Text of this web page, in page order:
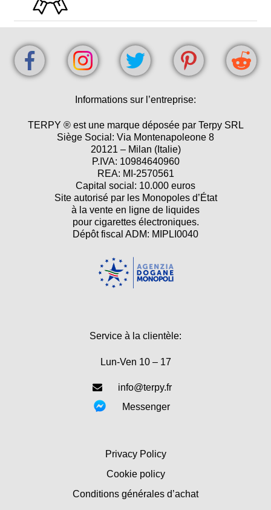
Informations sur l’entreprise:
TERPY ® est une marque déposée par Terpy SRL
Siège Social: Via Montenapoleone 8
20121 – Milan (Italie)
P.IVA: 10984640960
REA: MI-2570561
Capital social: 10.000 euros
Site autorisé par les Monopoles d’État
à la vente en ligne de liquides
pour cigarettes électroniques.
Dépôt fiscal ADM: MIPLI0040
Service à la clientèle:
Lun-Ven 10 – 17
info@terpy.fr
Messenger
Privacy Policy
Cookie policy
Conditions générales d’achat